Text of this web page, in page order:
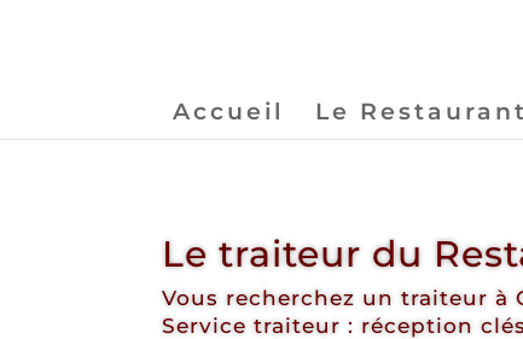
Accueil Le Restaurant
Le traiteur du
Vous recherchez un traiteur à
Service traiteur : réception